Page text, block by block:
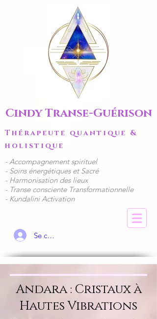
Cindy Transe-Guérison
Thérapeute quantique &
holistique
​- Accompagnement spirituel
​​- Soins énergétiques et Sacré
- Harmonisation des lieux
- Transe consciente Transformationnelle
- Kundalini Activation
Se connecter
Andara : Cristaux à
Hautes Vibrations